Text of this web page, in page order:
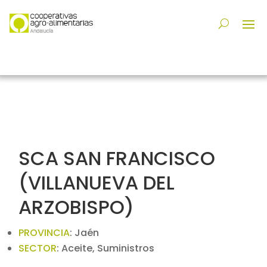
SCA SAN FRANCISCO
(VILLANUEVA DEL
ARZOBISPO)
PROVINCIA: Jaén
SECTOR: Aceite, Suministros